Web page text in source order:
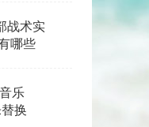
战术实
哪些
乐
换